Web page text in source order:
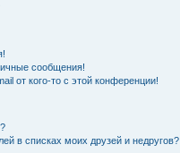
сообщения!
от кого-то с этой конференции!
в списках моих друзей и недругов?